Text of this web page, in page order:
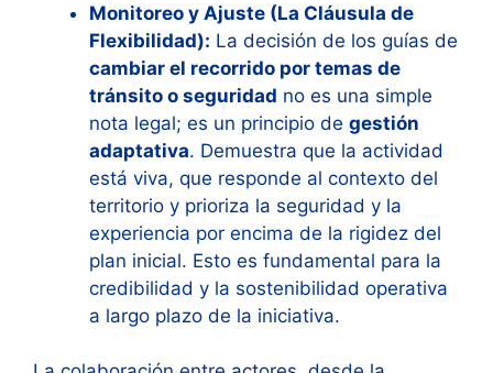
Monitoreo y Ajuste (La Cláusula de
Flexibilidad): La decisión de los guías de
cambiar el recorrido por temas de
tránsito o seguridad no es una simple
nota legal; es un principio de gestión
adaptativa. Demuestra que la actividad
está viva, que responde al contexto del
territorio y prioriza la seguridad y la
experiencia por encima de la rigidez del
plan inicial. Esto es fundamental para la
credibilidad y la sostenibilidad operativa
a largo plazo de la iniciativa.